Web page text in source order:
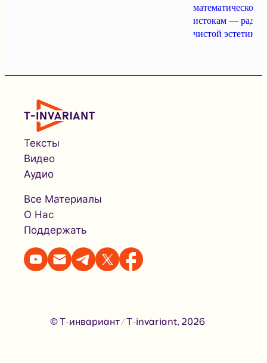
математической
истокам —
чистой эстетике?
Тексты
Видео
Аудио
Все Материалы
О Нас
Поддержать
© Т-инвариант / T-invariant, 2026